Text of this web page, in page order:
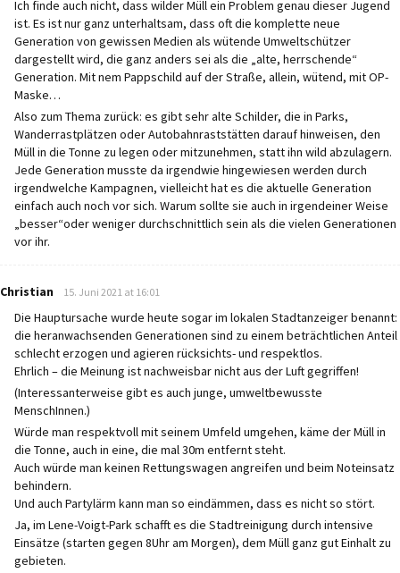
Ich finde auch nicht, dass wilder Müll ein Problem genau dieser Jugend
ist. Es ist nur ganz unterhaltsam, dass oft die komplette neue
Generation von gewissen Medien als wütende Umweltschützer
dargestellt wird, die ganz anders sei als die „alte, herrschende“
Generation. Mit nem Pappschild auf der Straße, allein, wütend, mit OP-
Maske…
Also zum Thema zurück: es gibt sehr alte Schilder, die in Parks,
Wanderrastplätzen oder Autobahnraststätten darauf hinweisen, den
Müll in die Tonne zu legen oder mitzunehmen, statt ihn wild abzulagern.
Jede Generation musste da irgendwie hingewiesen werden durch
irgendwelche Kampagnen, vielleicht hat es die aktuelle Generation
einfach auch noch vor sich. Warum sollte sie auch in irgendeiner Weise
„besser“oder weniger durchschnittlich sein als die vielen Generationen
vor ihr.
Christian says:
15. Juni 2021 at 16:01
Die Hauptursache wurde heute sogar im lokalen Stadtanzeiger benannt:
die heranwachsenden Generationen sind zu einem beträchtlichen Anteil
schlecht erzogen und agieren rücksichts- und respektlos.
Ehrlich – die Meinung ist nachweisbar nicht aus der Luft gegriffen!
(Interessanterweise gibt es auch junge, umweltbewusste
MenschInnen.)
Würde man respektvoll mit seinem Umfeld umgehen, käme der Müll in
die Tonne, auch in eine, die mal 30m entfernt steht.
Auch würde man keinen Rettungswagen angreifen und beim Noteinsatz
behindern.
Und auch Partylärm kann man so eindämmen, dass es nicht so stört.
Ja, im Lene-Voigt-Park schafft es die Stadtreinigung durch intensive
Einsätze (starten gegen 8Uhr am Morgen), dem Müll ganz gut Einhalt zu
gebieten.